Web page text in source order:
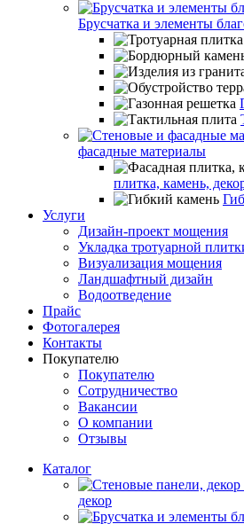
Брусчатка и элементы
фасадные материалы
плитка, камень,
Услуги
Дизайн-проект мощения
Укладка тротуарной
Визуализация мощения
Ландшафтный дизайн
Водоотведение
Прайс
Фотогалерея
Контакты
Покупателю
Покупателю
Сотрудничество
Вакансии
О компании
Отзывы
Каталог
декор